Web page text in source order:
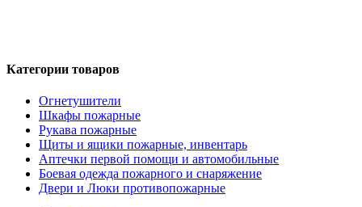
Категории товаров
Огнетушители
Шкафы пожарные
Рукава пожарные
Щиты и ящики пожарные, инвентарь
Аптечки первой помощи и автомобильные
Боевая одежда пожарного и снаряжение
Двери и Люки противопожарные